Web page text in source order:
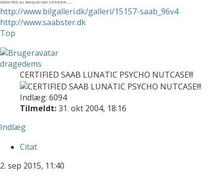
Volvo V60 as daily driver,shhhhh......
http://www.bilgalleri.dk/galleri/15157-saab_96v4
http://www.saabster.dk
Top
dragedems
CERTIFIED SAAB LUNATIC PSYCHO NUTCASE!!!
Indlæg: 6094
Tilmeldt:31. okt 2004, 18:16
Indlæg
Citat
2. sep 2015, 11:40